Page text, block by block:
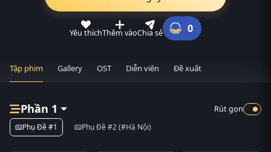
Yêu thíchThêm vàoChia sẻ 0
Tập phim Gallery OST Diễn viên Đề xuất
Phần 1
Phụ Đề #1 Phụ Đề #2 (#Hà Nội)
Rút gọn